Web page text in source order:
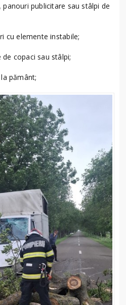
publicitare sau stâlpi de
cu elemente instabile;
copaci sau stâlpi;
pământ;